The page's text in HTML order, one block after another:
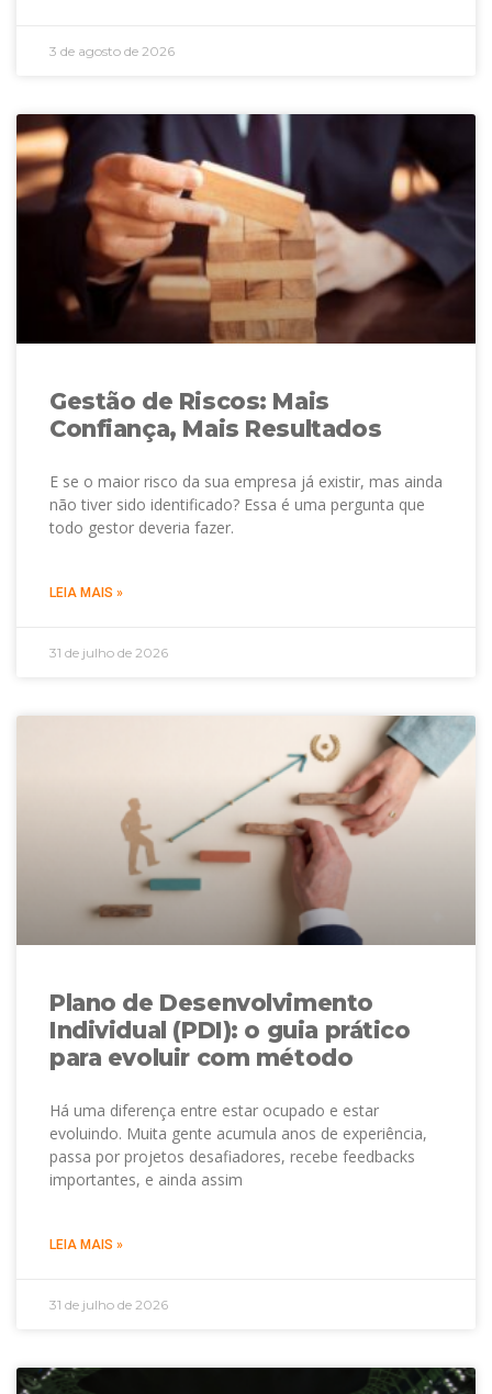
3 de agosto de 2026
Gestão de Riscos: Mais
Confiança, Mais Resultados
E se o maior risco da sua empresa já existir, mas ainda
não tiver sido identificado? Essa é uma pergunta que
todo gestor deveria fazer.
LEIA MAIS »
31 de julho de 2026
Plano de Desenvolvimento
Individual (PDI): o guia prático
para evoluir com método
Há uma diferença entre estar ocupado e estar
evoluindo. Muita gente acumula anos de experiência,
passa por projetos desafiadores, recebe feedbacks
importantes, e ainda assim
LEIA MAIS »
31 de julho de 2026